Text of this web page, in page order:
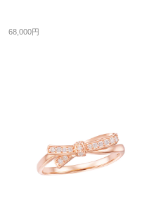
68,000円